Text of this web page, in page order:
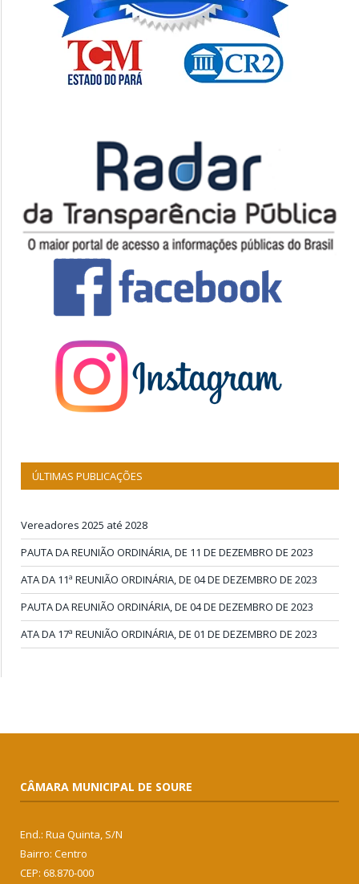
ÚLTIMAS PUBLICAÇÕES
Vereadores 2025 até 2028
PAUTA DA REUNIÃO ORDINÁRIA, DE 11 DE DEZEMBRO DE 2023
ATA DA 11ª REUNIÃO ORDINÁRIA, DE 04 DE DEZEMBRO DE 2023
PAUTA DA REUNIÃO ORDINÁRIA, DE 04 DE DEZEMBRO DE 2023
ATA DA 17ª REUNIÃO ORDINÁRIA, DE 01 DE DEZEMBRO DE 2023
CÂMARA MUNICIPAL DE SOURE
End.: Rua Quinta, S/N
Bairro: Centro
CEP: 68.870-000